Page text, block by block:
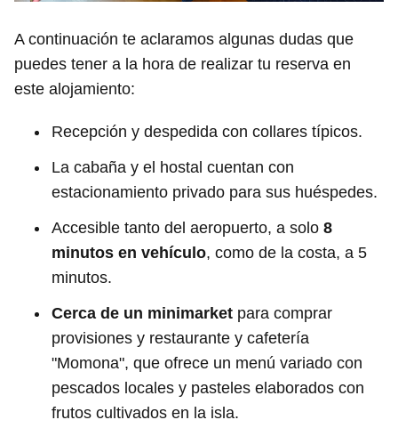
A continuación te aclaramos algunas dudas que
puedes tener a la hora de realizar tu reserva en
este alojamiento:
Recepción y despedida con collares típicos.
La cabaña y el hostal cuentan con
estacionamiento privado para sus huéspedes.
Accesible tanto del aeropuerto, a solo 8
minutos en vehículo, como de la costa, a 5
minutos.
Cerca de un minimarket para comprar
provisiones y restaurante y cafetería
"Momona", que ofrece un menú variado con
pescados locales y pasteles elaborados con
frutos cultivados en la isla.